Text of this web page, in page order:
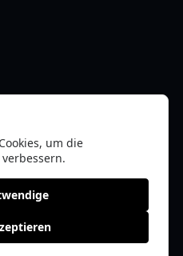
| * =Affiliate-Links /
um die